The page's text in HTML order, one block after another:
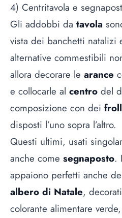
4) Centritavola e
Gli addobbi da tavola
vista dei banchetti natalizi
alternative commestibili
allora decorare le arance
e collocarle al centro del
composizione con dei
disposti l’uno sopra l’altro.
Questi ultimi, usati
anche come segnaposto.
appaiono perfetti anche
albero di Natale,
colorante alimentare